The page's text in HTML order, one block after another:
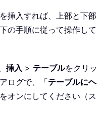
挿入すれば、上部と下部
の手順に従って操作して
挿入 > テーブルをクリッ
ログで、「テーブルにヘ
オンにしてください（ス